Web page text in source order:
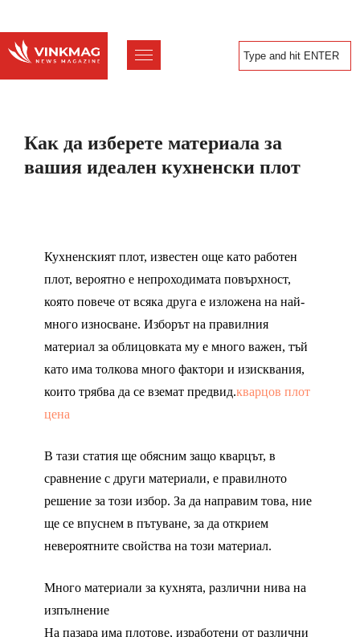
Как да изберете материала за
вашия идеален кухненски плот
Кухненският плот, известен още като работен
плот, вероятно е непроходимата повърхност,
която повече от всяка друга е изложена на най-
много износване. Изборът на правилния
материал за облицовката му е много важен, тъй
като има толкова много фактори и изисквания,
които трябва да се вземат предвид.кварцов плот
цена
В тази статия ще обясним защо кварцът, в
сравнение с други материали, е правилното
решение за този избор. За да направим това, ние
ще се впуснем в пътуване, за да открием
невероятните свойства на този материал.
Много материали за кухнята, различни нива на
изпълнение
На пазара има плотове, изработени от различни